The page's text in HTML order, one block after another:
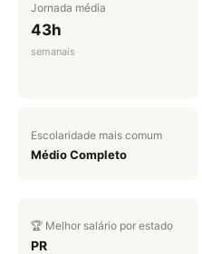
Jornada média
43h
semanais
Escolaridade mais comum
Médio Completo
🏆 Melhor salário por estado
PR